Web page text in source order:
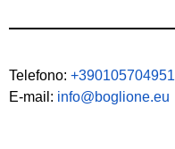
Telefono: +390105704951
E-mail: info@boglione.eu